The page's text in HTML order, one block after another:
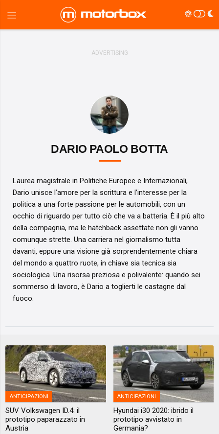
DARIO PAOLO BOTTA
Laurea magistrale in Politiche Europee e Internazionali,
Dario unisce l’amore per la scrittura e l’interesse per la
politica a una forte passione per le automobili, con un
occhio di riguardo per tutto ciò che va a batteria. È il più alto
della compagnia, ma le hatchback assettate non gli vanno
comunque strette. Una carriera nel giornalismo tutta
davanti, eppure una visione già sorprendentemente chiara
del mondo a quattro ruote, in chiave sia tecnica sia
sociologica. Una risorsa preziosa e polivalente: quando sei
sommerso di lavoro, è Dario a toglierti le castagne dal
fuoco.
ANTICIPAZIONI
SUV Volkswagen ID.4: il
prototipo paparazzato in
Austria
ANTICIPAZIONI
Hyundai i30 2020: ibrido il
prototipo avvistato in
Germania?